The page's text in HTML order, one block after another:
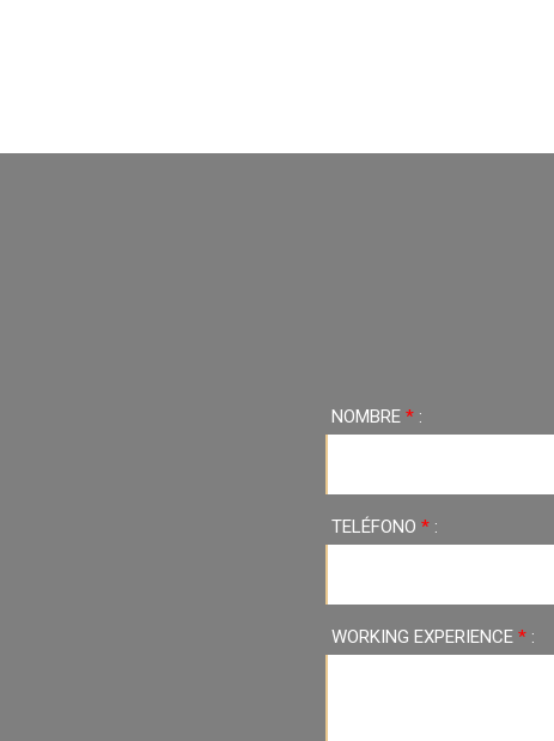
NOMBRE * :
TELÉFONO * :
WORKING EXPERIENCE * :